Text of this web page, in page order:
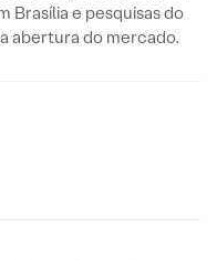
Brasília e pesquisas do
abertura do mercado.